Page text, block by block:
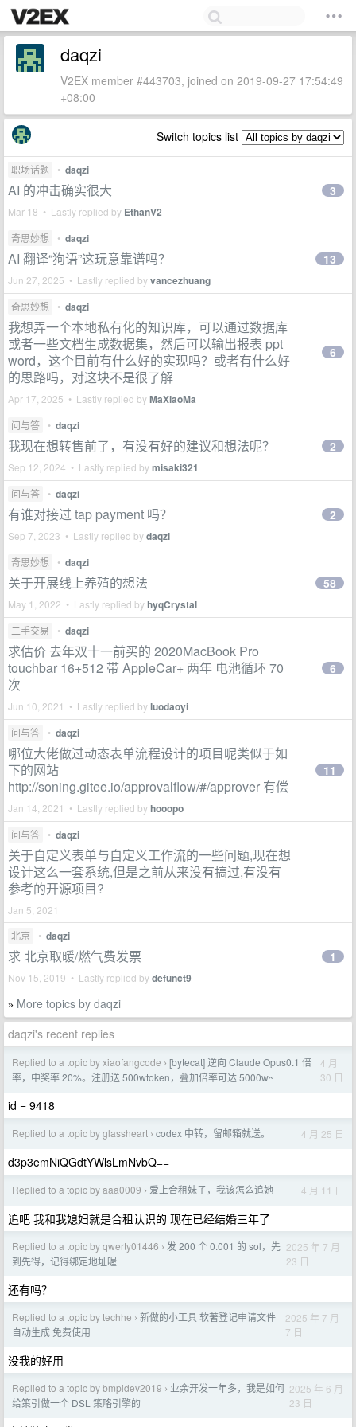
daqzi
V2EX member #443703, joined on 2019-09-27 17:54:49
+08:00
Switch topics list
职场话题 • daqzi
AI 的冲击确实很大
Mar 18 • Lastly replied by EthanV2
3
奇思妙想 • daqzi
AI 翻译“狗语”这玩意靠谱吗？
Jun 27, 2025 • Lastly replied byvancezhuang
13
奇思妙想 • daqzi
我想弄一个本地私有化的知识库，可以通过数据库
或者一些文档生成数据集，然后可以输出报表 ppt
word，这个目前有什么好的实现吗？或者有什么好
的思路吗，对这块不是很了解
Apr 17, 2025 • Lastly replied byMaXiaoMa
6
问与答 • daqzi
我现在想转售前了，有没有好的建议和想法呢？
Sep 12, 2024 • Lastly replied bymisaki321
2
问与答 • daqzi
有谁对接过 tap payment 吗？
Sep 7, 2023 • Lastly replied bydaqzi
2
奇思妙想 • daqzi
关于开展线上养殖的想法
May 1, 2022 • Lastly replied byhyqCrystal
58
二手交易 • daqzi
求估价 去年双十一前买的 2020MacBook Pro
touchbar 16+512 带 AppleCar+ 两年 电池循环 70
次
Jun 10, 2021 • Lastly replied byluodaoyi
6
问与答 • daqzi
哪位大佬做过动态表单流程设计的项目呢类似于如
下的网站
http://soning.gitee.io/approvalflow/#/approver 有偿
Jan 14, 2021 • Lastly replied byhooopo
11
问与答 • daqzi
关于自定义表单与自定义工作流的一些问题,现在想
设计这么一套系统,但是之前从来没有搞过,有没有
参考的开源项目?
Jan 5, 2021
北京
• daqzi
求 北京取暖/燃气费发票
Nov 15, 2019 • Lastly replied bydefunct9
1
» More topics by daqzi
daqzi's recent replies
Replied to a topic by xiaofangcode › [bytecat] 逆向 Claude Opus0.1 倍
率，中奖率 20%。注册送 500wtoken，叠加倍率可达 5000w~
4 月
30 日
id = 9418
Replied to a topic by glassheart › codex 中转，留邮箱就送。 4 月 25 日
d3p3emNiQGdtYWlsLmNvbQ==
Replied to a topic by aaa0009 › 爱上合租妹子，我该怎么追她 4 月 11 日
追吧 我和我媳妇就是合租认识的 现在已经结婚三年了
Replied to a topic by qwerty01446 › 发 200 个 0.001 的 sol，先
到先得，记得绑定地址喔
2025 年 7 月
23 日
还有吗？
Replied to a topic by techhe › 新做的小工具 软著登记申请文件
自动生成 免费使用
2025 年 7 月
7 日
没我的好用
Replied to a topic by bmpidev2019 › 业余开发一年多，我是如何
给策引做一个 DSL 策略引擎的
2025 年 6 月
23 日